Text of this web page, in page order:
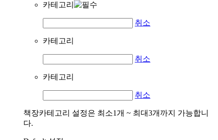
카테고리
취소
카테고리
취소
카테고리
취소
책장카테고리 설정은 최소1개 ~ 최대3개까지 가능합니
다.